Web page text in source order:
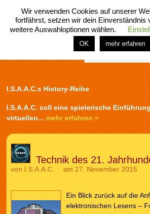
home rubrik buch comic spiel fotos
I.S.A.A.C.s History-Reihe
I.S.A.A.C. soll eine spielerische
virtuellen... mehr erfahren »
Technik des 21.
von I.S.A.A.C. am 27. November 2015
Ein Blick zurück auf die
elektronischen Lesens –
Wir verwenden Cookies auf unserer
fortfährst, setzen wir dein Einverständnis
weitere Auswahloptionen wählen.
OK mehr erfahren